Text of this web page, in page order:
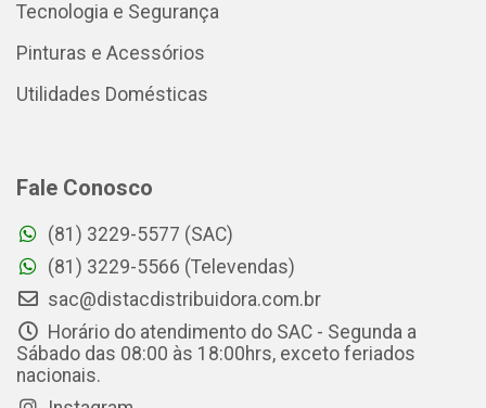
Tecnologia e Segurança
Pinturas e Acessórios
Utilidades Domésticas
Fale Conosco
(81) 3229-5577 (SAC)
(81) 3229-5566 (Televendas)
sac@distacdistribuidora.com.br
Horário do atendimento do SAC - Segunda a
Sábado das 08:00 às 18:00hrs, exceto feriados
nacionais.